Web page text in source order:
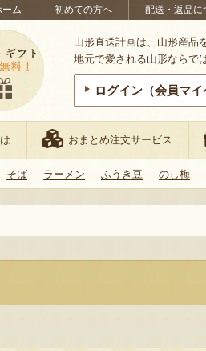
ーム 初めての方へ 配送・返品に
山形直送計画は、山形産品
地元で愛される山形ならで
ログイン（会員マイ
おまとめ注文サービス
そば ラーメン ふうき豆 のし梅